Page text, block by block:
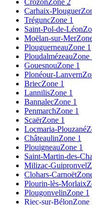
CrozonZone 2
Carhaix-Plouguer
TréguncZone 1
Saint-Pol-de-Léon
Moëlan-sur-Mer
PlouguerneauZone 1
PloudalmézeauZone
GouesnouZone 1
Plonéour-Lanvern
BriecZone 1
LannilisZone 1
BannalecZone 1
PenmarchZone 1
ScaërZone 1
Locmaria-Plouzané
ChâteaulinZone 1
PlouigneauZone 1
Saint-Martin-des-
Milizac-Guipronvel
Clohars-Carnoët
Plourin-lès-Morlaix
PlougonvelinZone 1
Riec-sur-BélonZone